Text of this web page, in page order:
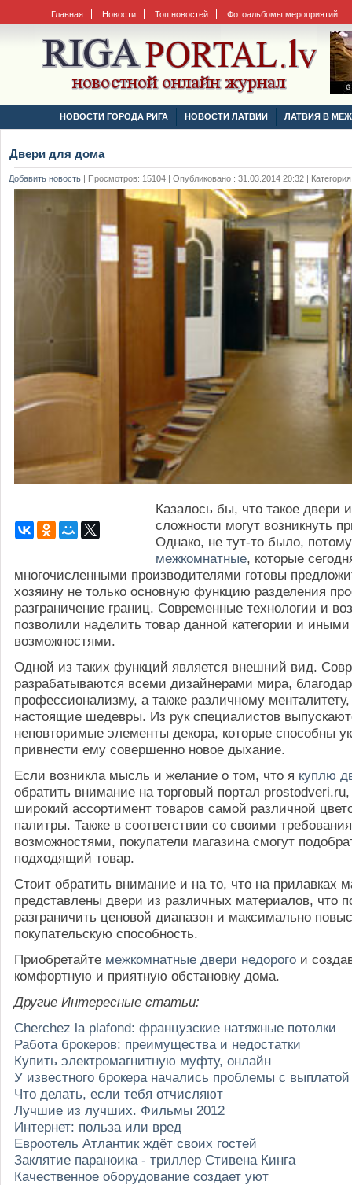
Главная Новости Топ новостей Фотоальбомы мероприятий
НОВОСТИ ГОРОДА РИГА НОВОСТИ ЛАТВИИ ЛАТВИЯ В
Двери для дома
Добавить новость | Просмотров: 15104 | Опубликовано : 31.03.2014 20:32 |
Казалось бы, что такое двери
сложности могут возникнуть
Однако, не тут-то было,
межкомнатные, которые
многочисленными производителями готовы
хозяину не только основную функцию разделения
разграничение границ. Современные технологии и
позволили наделить товар данной категории и иными
возможностями.
Одной из таких функций является внешний вид.
разрабатываются всеми дизайнерами мира,
профессионализму, а также различному
настоящие шедевры. Из рук специалистов
неповторимые элементы декора, которые способны
привнести ему совершенно новое дыхание.
Если возникла мысль и желание о том, что я куплю
обратить внимание на торговый портал
широкий ассортимент товаров самой различной
палитры. Также в соответствии со своими
возможностями, покупатели магазина смогут
подходящий товар.
Стоит обратить внимание и на то, что на прилавках
представлены двери из различных материалов, что
разграничить ценовой диапазон и максимально
покупательскую способность.
Приобретайте межкомнатные двери недорого и
комфортную и приятную обстановку дома.
Другие Интересные статьи:
Cherchez la plafond: французские натяжные потолки
Работа брокеров: преимущества и недостатки
Купить электромагнитную муфту, онлайн
У известного брокера начались проблемы с
Что делать, если тебя отчисляют
Лучшие из лучших. Фильмы 2012
Интернет: польза или вред
Евроотель Атлантик ждёт своих гостей
Заклятие параноика - триллер Стивена Кинга
Качественное оборудование создает уют